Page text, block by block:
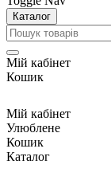
Каталог
Мій кабінет
Кошик
Мій кабінет
Улюблене
Кошик
Каталог